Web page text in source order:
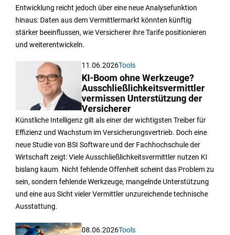
Entwicklung reicht jedoch über eine neue Analysefunktion
hinaus: Daten aus dem Vermittlermarkt könnten künftig
stärker beeinflussen, wie Versicherer ihre Tarife positionieren
und weiterentwickeln.
11.06.2026Tools
KI-Boom ohne Werkzeuge?
Ausschließlichkeitsvermittler
vermissen Unterstützung der
Versicherer
Künstliche Intelligenz gilt als einer der wichtigsten Treiber für
Effizienz und Wachstum im Versicherungsvertrieb. Doch eine
neue Studie von BSI Software und der Fachhochschule der
Wirtschaft zeigt: Viele Ausschließlichkeitsvermittler nutzen KI
bislang kaum. Nicht fehlende Offenheit scheint das Problem zu
sein, sondern fehlende Werkzeuge, mangelnde Unterstützung
und eine aus Sicht vieler Vermittler unzureichende technische
Ausstattung.
08.06.2026Tools